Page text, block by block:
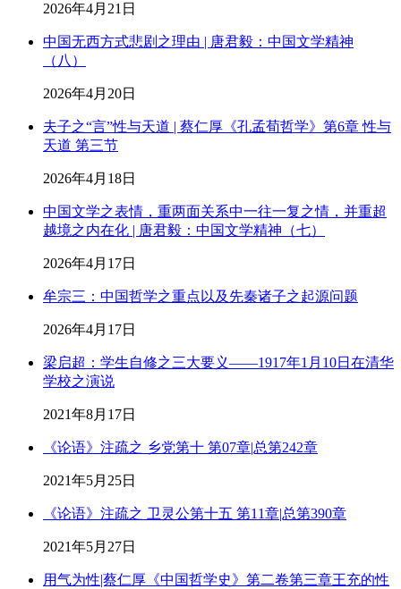
2026年4月21日
中国无西方式悲剧之理由 | 唐君毅：中国文学精神
（八）
2026年4月20日
夫子之“言”性与天道 | 蔡仁厚《孔孟荀哲学》第6章 性与
天道 第三节
2026年4月18日
中国文学之表情，重两面关系中一往一复之情，并重超
越境之内在化 | 唐君毅：中国文学精神（七）
2026年4月17日
牟宗三：中国哲学之重点以及先秦诸子之起源问题
2026年4月17日
梁启超：学生自修之三大要义——1917年1月10日在清华
学校之演说
2021年8月17日
《论语》注疏之 乡党第十 第07章|总第242章
2021年5月25日
《论语》注疏之 卫灵公第十五 第11章|总第390章
2021年5月27日
用气为性|蔡仁厚《中国哲学史》第二卷第三章王充的性